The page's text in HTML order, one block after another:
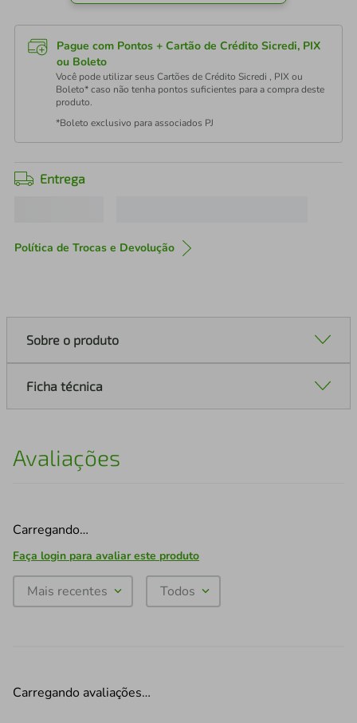
Pague com Pontos + Cartão de Crédito Sicredi, PIX
ou Boleto
Você pode utilizar seus Cartões de Crédito Sicredi , PIX ou
Boleto* caso não tenha pontos suficientes para a compra deste
produto.
*Boleto exclusivo para associados PJ
Entrega
Política de Trocas e Devolução
Sobre o produto
Ficha técnica
Avaliações
Carregando…
Faça login para avaliar este produto
Mais recentes Todos
Carregando avaliações…